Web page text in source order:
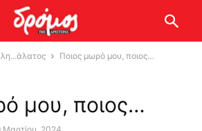
Ποιος μωρό μου, ποιος…
μου, ποιος…